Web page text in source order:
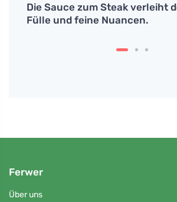
Die Sauce zum Steak verleiht
Fülle und feine Nuancen.
Ferwer
Über uns